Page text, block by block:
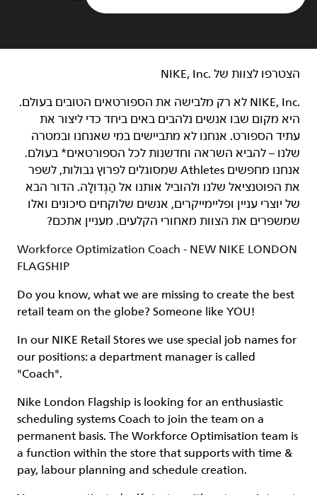
הצטרפו לצוות של NIKE, Inc.‎‏
NIKE, Inc.‎ לא רק מלבישה את הספורטאים הטובים בעולם.
היא מקום שבו אנשים נלהבים באים ביחד כדי ליצור את
עתיד הספורט. אנחנו לא מתביישים במי שאנחנו ובמטרה
שלנו – להביא השראה וחדשנות לכל הספורטאים* בעולם.
אנחנו מחפשים Athletes שמסוגלים לפרוץ גבולות, לשפר
את הפוטנציאל שלנו ולהוביל אותנו אל הַגְּדוּלָה. הדור הבא
של יוצרי עניין ופליימייקרים, אנשים שלוקחים סיכונים ואלו
שמשפרים את הצוות מאחורי הקלעים. מעניין אתכם?
Workforce Optimization Coach - NEW NIKE LONDON
FLAGSHIP
Do you know, what we are missing to create the best
retail team on the globe? Someone like YOU!
In our NIKE Retail Stores we use special job names for
our positions: a department manager is called
"Coach".
Nike London Flagship is looking for an enthusiastic
scheduling systems Coach to join the team on a
permanent basis. The Workforce Optimisation team is
a function within the store that supports with time &
pay, labour planning and schedule creation.